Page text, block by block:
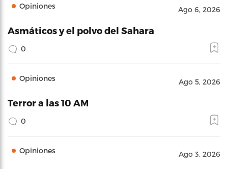
Opiniones Ago 6, 2026
Asmáticos y el polvo del Sahara
0
Opiniones Ago 5, 2026
Terror a las 10 AM
0
Opiniones Ago 3, 2026